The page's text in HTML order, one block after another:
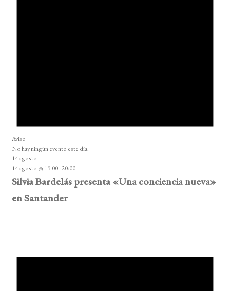
Aviso
No hay ningún evento este día.
14 agosto
14 agosto @ 19:00-20:00
Silvia Bardelás presenta «Una conciencia nueva»
en Santander